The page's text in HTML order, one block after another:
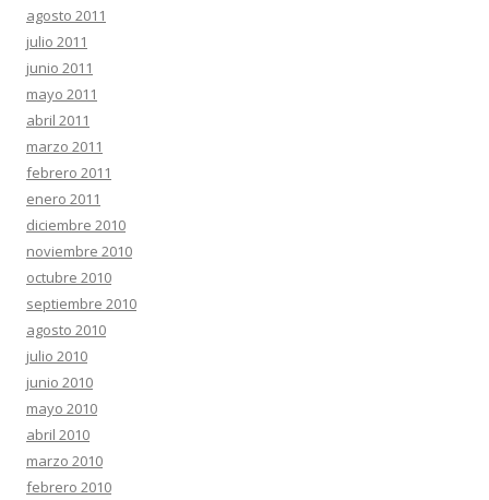
agosto 2011
julio 2011
junio 2011
mayo 2011
abril 2011
marzo 2011
febrero 2011
enero 2011
diciembre 2010
noviembre 2010
octubre 2010
septiembre 2010
agosto 2010
julio 2010
junio 2010
mayo 2010
abril 2010
marzo 2010
febrero 2010